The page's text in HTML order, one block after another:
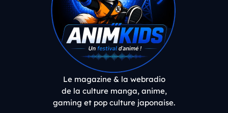
Le magazine & la webradio
de la culture manga, anime,
gaming et pop culture japonaise.